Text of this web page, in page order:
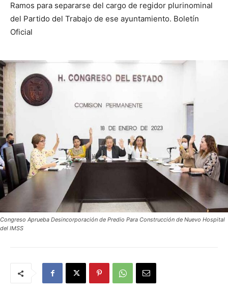
Ramos para separarse del cargo de regidor plurinominal
del Partido del Trabajo de ese ayuntamiento. Boletín
Oficial
Congreso Aprueba Desincorporación de Predio Para Construcción de Nuevo Hospital
del IMSS